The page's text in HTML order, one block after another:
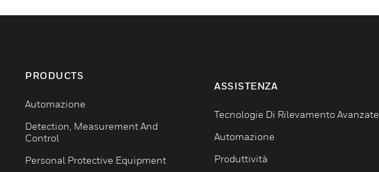
PRODUCTS
Automazione
Detection, Measurement And
Control
Personal Protective Equipment
ASSISTENZA
Tecnologie Di Rilevamento Avanzate
Automazione
Produttività